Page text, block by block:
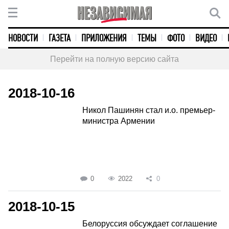
НОВОСТИ ГАЗЕТА ПРИЛОЖЕНИЯ ТЕМЫ ФОТО ВИДЕО
Перейти на полную версию сайта
2018-10-16
Никол Пашинян стал и.о. премьер-
министра Армении
0 2022 0
2018-10-15
Белоруссия обсуждает соглашение